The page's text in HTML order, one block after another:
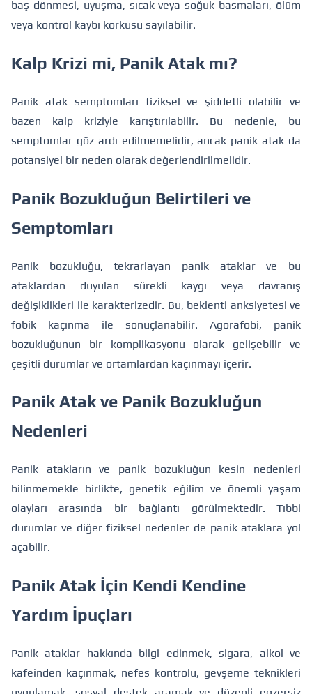
baş dönmesi, uyuşma, sıcak veya soğuk basmaları, ölüm
veya kontrol kaybı korkusu sayılabilir.
Kalp Krizi mi, Panik Atak mı?
Panik atak semptomları fiziksel ve şiddetli olabilir ve
bazen kalp kriziyle karıştırılabilir. Bu nedenle, bu
semptomlar göz ardı edilmemelidir, ancak panik atak da
potansiyel bir neden olarak değerlendirilmelidir.
Panik Bozukluğun Belirtileri ve
Semptomları
Panik bozukluğu, tekrarlayan panik ataklar ve bu
ataklardan duyulan sürekli kaygı veya davranış
değişiklikleri ile karakterizedir. Bu, beklenti anksiyetesi ve
fobik kaçınma ile sonuçlanabilir. Agorafobi, panik
bozukluğunun bir komplikasyonu olarak gelişebilir ve
çeşitli durumlar ve ortamlardan kaçınmayı içerir.
Panik Atak ve Panik Bozukluğun
Nedenleri
Panik atakların ve panik bozukluğun kesin nedenleri
bilinmemekle birlikte, genetik eğilim ve önemli yaşam
olayları arasında bir bağlantı görülmektedir. Tıbbi
durumlar ve diğer fiziksel nedenler de panik ataklara yol
açabilir.
Panik Atak İçin Kendi Kendine
Yardım İpuçları
Panik ataklar hakkında bilgi edinmek, sigara, alkol ve
kafeinden kaçınmak, nefes kontrolü, gevşeme teknikleri